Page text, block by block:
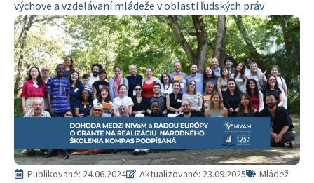
výchove a vzdelávaní mládeže v oblasti ľudských práv
Publikované: 24.06.2024 Aktualizované: 23.09.2025 Mládež